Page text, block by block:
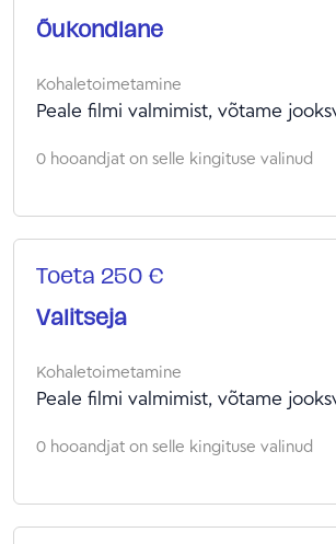
Õukondlane
Kohaletoimetamine
Peale filmi valmimist, võtame
0 hooandjat on selle kingituse valinud
Toeta 250 €
Valitseja
Kohaletoimetamine
Peale filmi valmimist, võtame
0 hooandjat on selle kingituse valinud